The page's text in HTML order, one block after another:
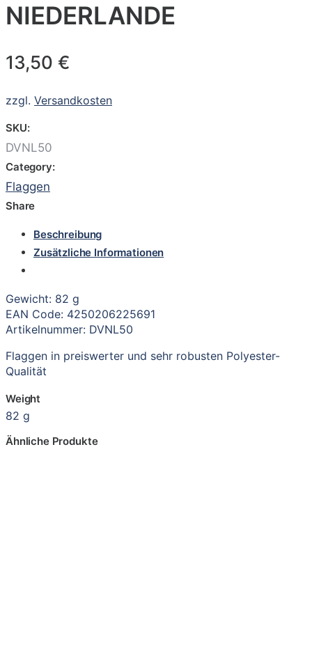
NIEDERLANDE
13,50 €
zzgl. Versandkosten
SKU:
DVNL50
Category:
Flaggen
Share
Beschreibung
Zusätzliche Informationen
Gewicht: 82 g
EAN Code: 4250206225691
Artikelnummer: DVNL50
Flaggen in preiswerter und sehr robusten Polyester-
Qualität
Weight
82 g
Ähnliche Produkte